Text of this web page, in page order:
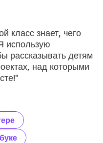
класс знает, чего
использую
рассказывать детям
над которыми